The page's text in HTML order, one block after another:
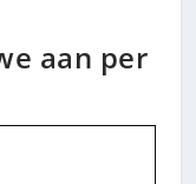
aan per